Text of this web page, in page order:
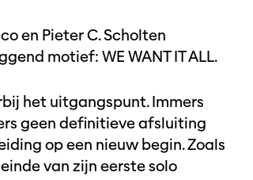
en Pieter C. Scholten
motief: WE WANT IT ALL.
het uitgangspunt. Immers
geen definitieve afsluiting
op een nieuw begin. Zoals
van zijn eerste solo